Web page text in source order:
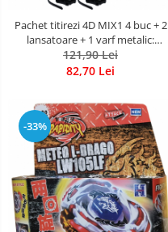
Pachet titirezi 4D MIX1 4 buc + 2
lansatoare + 1 varf metalic:
BB106 Fang Leone, BB88 Meteo
L-Drago, BB99 Hell Kerbecs,
121,90 Lei
82,70 Lei
-33%